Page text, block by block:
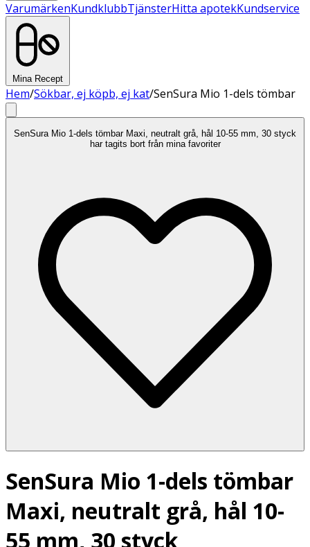
VarumärkenKundklubbTjänsterHitta apotekKundservice
Mina Recept
Hem/Sökbar, ej köpb, ej kat/SenSura Mio 1-dels tömbar
SenSura Mio 1-dels tömbar Maxi, neutralt grå, hål 10-55 mm, 30 styck
har tagits bort från mina favoriter
SenSura Mio 1-dels tömbar
Maxi, neutralt grå, hål 10-
55 mm, 30 styck